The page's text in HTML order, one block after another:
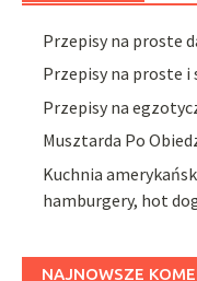
Przepisy na proste
Przepisy na proste i
Przepisy na
Musztarda Po
Kuchnia
hamburgery, hot
NAJNOWSZE